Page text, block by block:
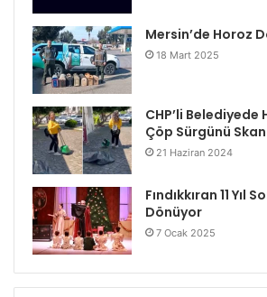
Mersin’de Horoz
18 Mart 2025
CHP’li Belediyede
Çöp Sürgünü
21 Haziran 2024
Fındıkkıran 11 Yıl
Dönüyor
7 Ocak 2025